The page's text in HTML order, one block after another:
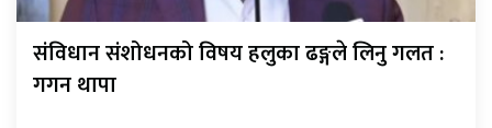
संविधान संशोधनको विषय हलुका ढङ्गले लिनु गलत :
गगन थापा